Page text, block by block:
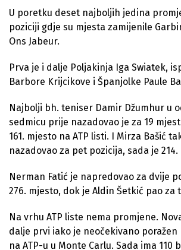
U poretku deset najboljih jedina
poziciji gdje su mjesta zamijenile
Ons Jabeur.
Prva je i dalje Poljakinja Iga Swiatek,
Barbore Krijcikove i Španjolke Paule
Najbolji bh. teniser Damir Džumhur u
sedmicu prije nazadovao je za 19
161. mjesto na ATP listi. I Mirza Bašić
nazadovao za pet pozicija, sada je 214.
Nerman Fatić je napredovao za dvije
276. mjesto, dok je Aldin Šetkić pao za
Na vrhu ATP liste nema promjene.
dalje prvi iako je neočekivano poražen
na ATP-u u Monte Carlu. Sada ima 110